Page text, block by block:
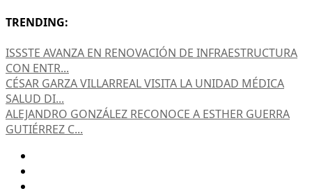
TRENDING:
ISSSTE AVANZA EN RENOVACIÓN DE INFRAESTRUCTURA
CON ENTR...
CÉSAR GARZA VILLARREAL VISITA LA UNIDAD MÉDICA
SALUD DI...
ALEJANDRO GONZÁLEZ RECONOCE A ESTHER GUERRA
GUTIÉRREZ C...